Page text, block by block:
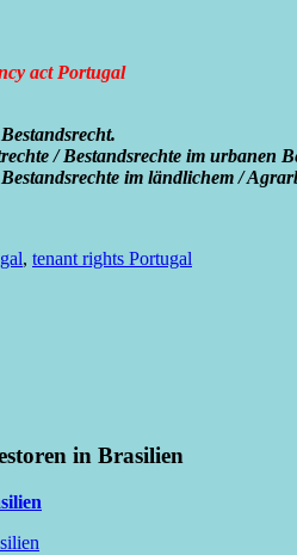
act Portugal
/ Bestandsrechte im urbanen
im ländlichem /
, tenant rights Portugal
in Brasilien